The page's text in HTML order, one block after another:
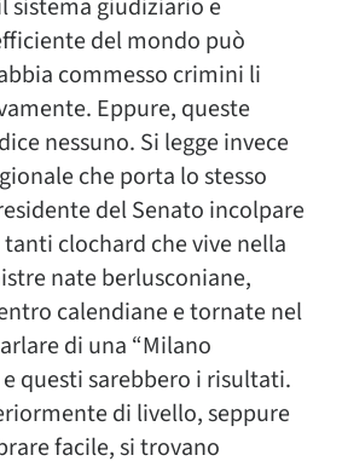
sistema giudiziario e
del mondo può
commesso crimini li
Eppure, queste
nessuno. Si legge invece
che porta lo stesso
del Senato incolpare
tanti clochard che vive nella
nate berlusconiane,
calendiane e tornate nel
di una “Milano
questi sarebbero i risultati.
di livello, seppure
facile, si trovano